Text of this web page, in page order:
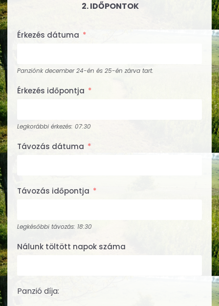
2. IDŐPONTOK
Érkezés dátuma
Panziónk december 24-én és 25-én zárva tart.
Érkezés időpontja
Legkorábbi érkezés: 07:30
Távozás dátuma
Távozás időpontja
Legkésőbbi távozás: 18:30
Nálunk töltött napok száma
Panzió díja: